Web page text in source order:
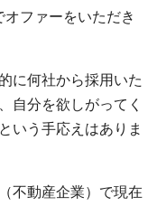
ファーをいただき
に何社から採用いた
自分を欲しがってく
いう手応えはありま
不動産企業）で現在